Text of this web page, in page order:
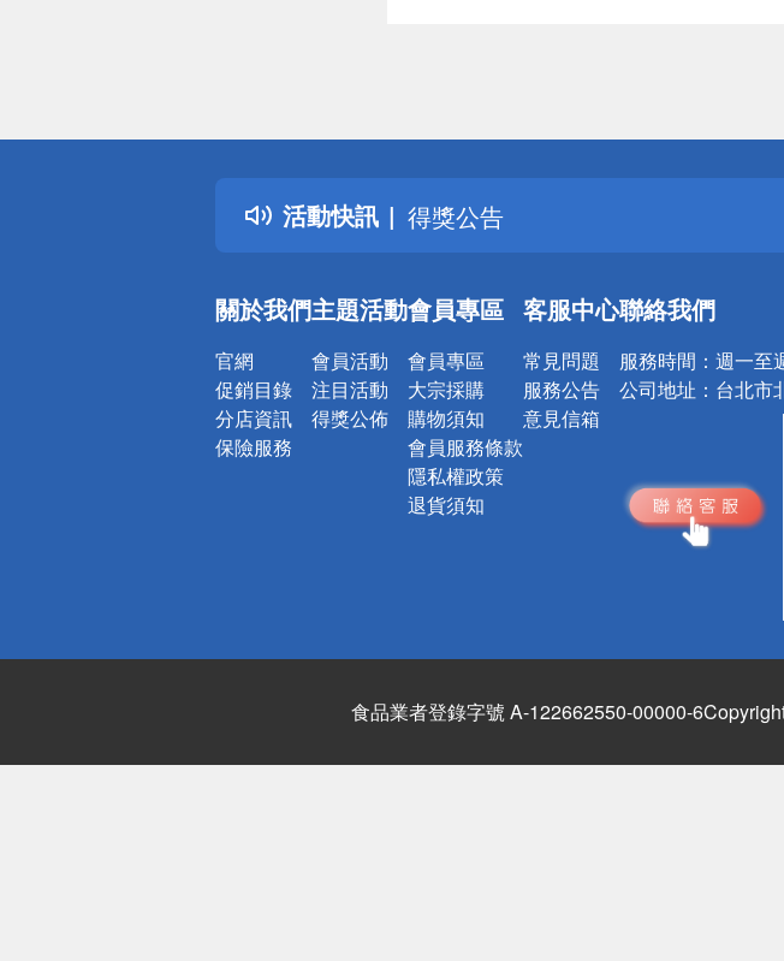
活動快訊
詐騙網頁！請小心！
得獎公告
熱門話題
銀行優惠
詐騙網頁！請小心！
關於我們
官網
促銷目錄
分店資訊
保險服務
主題活動
會員活動
注目活動
得獎公佈
會員專區
會員專區
大宗採購
購物須知
會員服務條款
隱私權政策
退貨須知
客服中心
常見問題
服務公告
意見信箱
聯絡我們
服務時間： 週一至
公司地址： 台北市
食品業者登錄字號 A-122662550-00000-6